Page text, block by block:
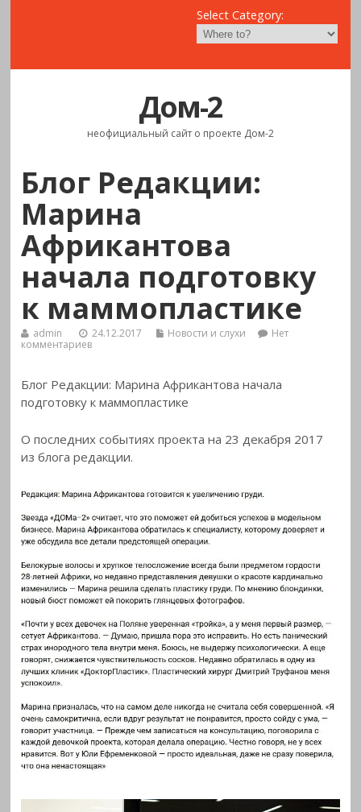
Select Category:
Дом-2
неофициальный сайт о проекте Дом-2
Блог Редакции:
Марина
Африкантова
начала подготовку
к маммопластике
admin 24.12.2017 Новости и слухи
Нет
комментариев
Блог Редакции: Марина Африкантова начала
подготовку к маммопластике
О последних событиях проекта на 23 декабря 2017
из блогаредакции.